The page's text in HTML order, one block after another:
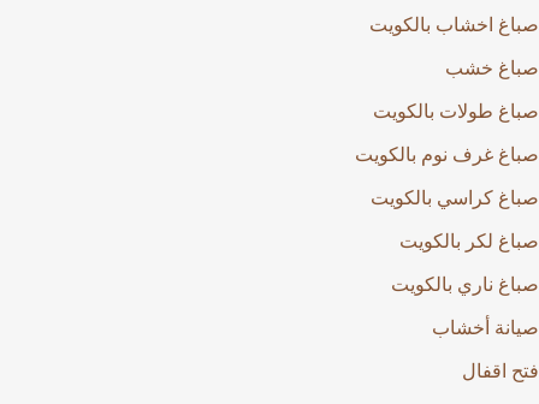
صباغ اخشاب بالكويت
صباغ خشب
صباغ طولات بالكويت
صباغ غرف نوم بالكويت
صباغ كراسي بالكويت
صباغ لكر بالكويت
صباغ ناري بالكويت
صيانة أخشاب
فتح اقفال